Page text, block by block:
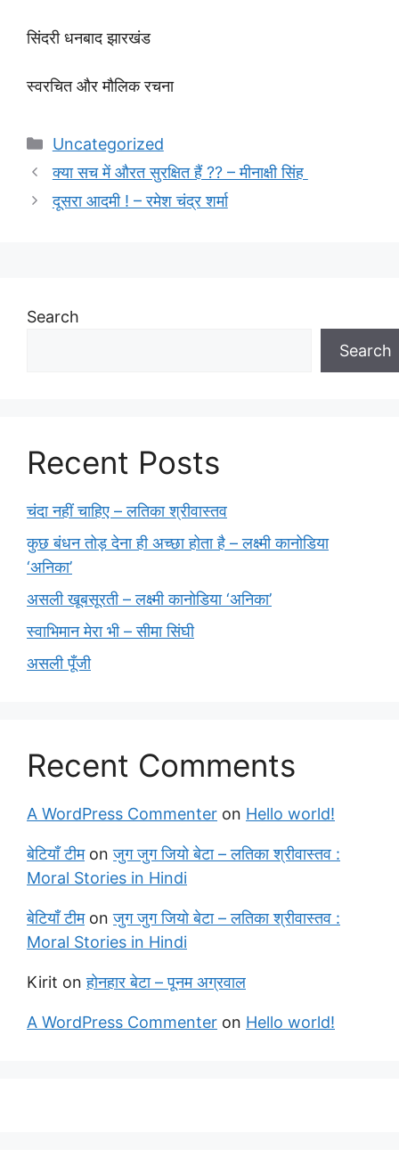
सिंदरी धनबाद झारखंड
स्वरचित और मौलिक रचना
Categories
Uncategorized
क्या सच में औरत सुरक्षित हैं ?? – मीनाक्षी सिंह
दूसरा आदमी ! – रमेश चंद्र शर्मा
Search
Search
Recent Posts
चंदा नहीं चाहिए – लतिका श्रीवास्तव
कुछ बंधन तोड़ देना ही अच्छा होता है – लक्ष्मी कानोडिया
‘अनिका’
असली खूबसूरती – लक्ष्मी कानोडिया ‘अनिका’
स्वाभिमान मेरा भी – सीमा सिंघी
असली पूँजी
Recent Comments
A WordPress Commenter on Hello world!
बेटियाँ टीमonजुग जुग जियो बेटा – लतिका श्रीवास्तव :
Moral Stories in Hindi
बेटियाँ टीमonजुग जुग जियो बेटा – लतिका श्रीवास्तव :
Moral Stories in Hindi
Kirit onहोनहार बेटा – पूनम अग्रवाल
A WordPress Commenter on Hello world!